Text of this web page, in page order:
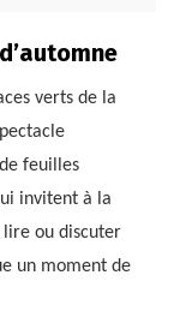
verts de la
feuilles
invitent à la
lire ou discuter
un moment de